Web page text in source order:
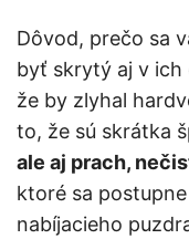
Dôvod, prečo sa
byť skrytý aj v ich
že by zlyhal
to, že sú skrátka
ale aj prach,
ktoré sa
nabíjacieho